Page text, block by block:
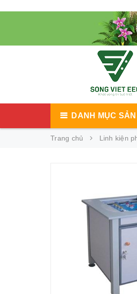
DANH MỤC
Trang chủ Linh kiện